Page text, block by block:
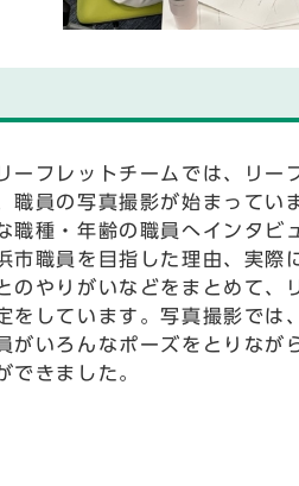
ーフレットチームでは、リー
職員の写真撮影が始まってい
職種・年齢の職員へインタビ
市職員を目指した理由、実際
のやりがいなどをまとめて、
をしています。写真撮影では
がいろんなポーズをとりなが
できました。